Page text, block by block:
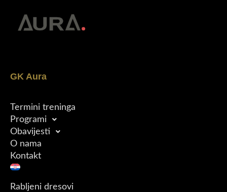
GK Aura
Termini treninga
Programi
Obavijesti
O nama
Kontakt
Rabljeni dresovi